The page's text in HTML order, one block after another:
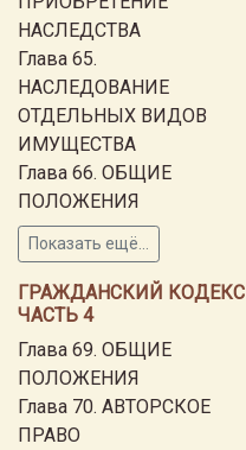
НАСЛЕДСТВА
Глава 65.
НАСЛЕДОВАНИЕ
ОТДЕЛЬНЫХ ВИДОВ
ИМУЩЕСТВА
Глава 66. ОБЩИЕ
ПОЛОЖЕНИЯ
Показать ещё...
ГРАЖДАНСКИЙ КОДЕКС
ЧАСТЬ 4
Глава 69. ОБЩИЕ
ПОЛОЖЕНИЯ
Глава 70. АВТОРСКОЕ
ПРАВО